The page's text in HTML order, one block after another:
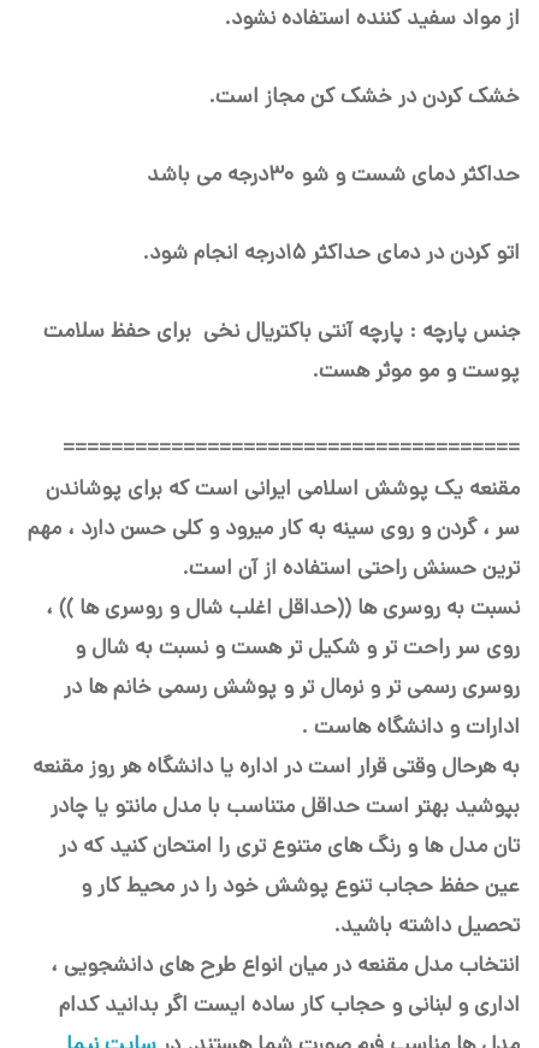
از مواد سفید کننده استفاده نشود.
خشک کردن در خشک کن مجاز است.
حداکثر دمای شست و شو ۳۰درجه می باشد
اتو کردن در دمای حداکثر ۱۵درجه انجام شود.
جنس پارچه : پارچه آنتی باکتریال نخی برای حفظ سلامت
پوست و مو موثر هست.
===================
===================
مقنعه یک پوشش اسلامی ایرانی است که برای پوشاندن
سر ، گردن و روی سینه به کار میرود و کلی حسن دارد ، مهم
ترین حسنش راحتی استفاده از آن است.
نسبت به روسری ها ((حداقل اغلب شال و روسری ها )) ،
روی سر راحت تر و شکیل تر هست و نسبت به شال و
روسری رسمی تر و نرمال تر و پوشش رسمی خانم ها در
ادارات و دانشگاه هاست .
به هرحال وقتی قرار است در اداره یا دانشگاه هر روز مقنعه
بپوشید بهتر است حداقل متناسب با مدل مانتو یا چادر
تان مدل ها و رنگ های متنوع تری را امتحان کنید که در
عین حفظ حجاب تنوع پوشش خود را در محیط کار و
تحصیل داشته باشید.
انتخاب مدل مقنعه در میان انواع طرح های دانشجویی ،
اداری و لبنانی و حجاب کار ساده ایست اگر بدانید کدام